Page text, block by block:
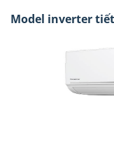
Model inverter tiết